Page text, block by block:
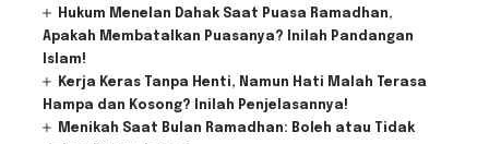
Hukum Menelan Dahak Saat Puasa Ramadhan,
Apakah Membatalkan Puasanya? Inilah Pandangan
Islam!
Kerja Keras Tanpa Henti, Namun Hati Malah Terasa
Hampa dan Kosong? Inilah Penjelasannya!
Menikah Saat Bulan Ramadhan: Boleh atau Tidak